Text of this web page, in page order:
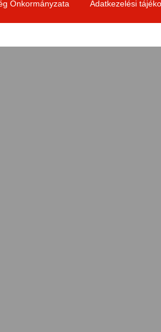
Önkormányzata Adatkezelési